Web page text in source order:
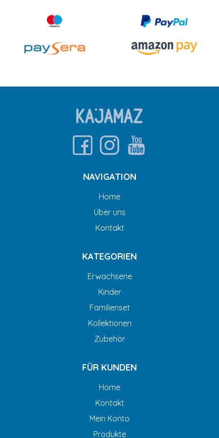
NAVIGATION
Home
Über uns
Kontakt
KATEGORIEN
Erwachsene
Kinder
Familienset
Kollektionen
Zubehör
FÜR KUNDEN
Home
Kontakt
Mein Konto
Produkte